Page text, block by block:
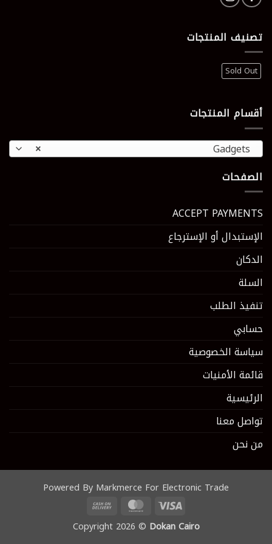
تصنيف المنتجات
Sold Out
أقسام المنتجات
Gadgets
الصفحات
ACCEPT PAYMENTS
الإستبدال أو الإسترجاع
الدكان
السلة
تنفيذ الطلب
حسابي
سياسة الخصوصية
قائمة الأمنيات
الرئيسية
تواصل معنا
من نحن
Powered By Markmerce For Electronic Trade
Visa
MasterCard
Cash
Delivery
Copyright 2026 ©Dokan Cairo